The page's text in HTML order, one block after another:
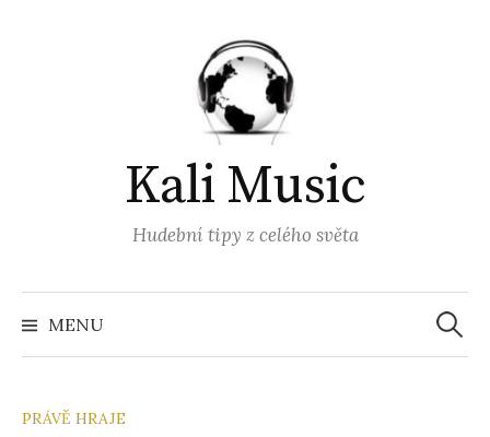
Kali Music
Hudební tipy z celého světa
MENU
PRÁVĚ HRAJE